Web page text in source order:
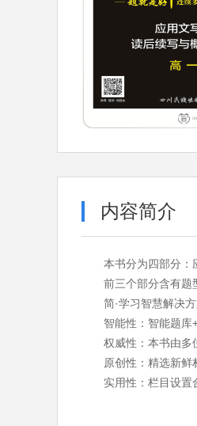
内容简介
本书分为四部分：
前三个部分含有题
简·学习智慧解决
智能性：智能题库
权威性：本书由多
原创性：精选新
实用性：栏目设置